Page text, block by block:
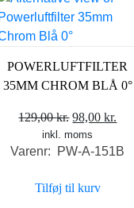
POWERLUFTFILTER
35MM CHROM BLÅ 0°
129,00kr. Den
oprindelige
pris
129,00 kr..
98,00kr.
pris
inkl. moms
Varenr: PW-A-151B
Tilføj til kurv